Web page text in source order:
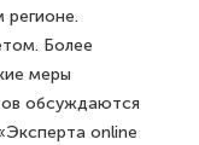
регионе.
Более
меры
обсуждаются
online